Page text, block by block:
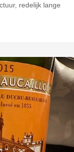
redelijk lange